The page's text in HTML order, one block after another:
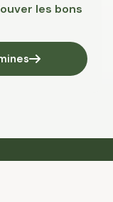
les bons